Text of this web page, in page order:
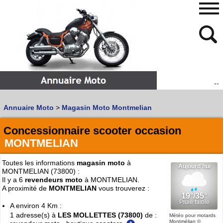
--
Vous recherchez un garageMOTOouSCOOTER
Quoi :
Où :
Trouver un garage Moto !
Retrouvez dans votre VILLE
les bonnes adresses deL'ANNUAIRE MOTO & SCOOTER
480
768
Annuaire Moto > Magasin Moto Montmelian
Concessionnaire scooter occasion
MONTMELIAN
Toutes les informations magasin moto à
MONTMELIAN (73800) :
Il y a 6 revendeurs moto à MONTMELIAN.
A proximité de MONTMELIAN vous trouverez :
A environ 4 Km :
1 adresse(s) à LES MOLLETTES (73800) de :
Météo pour motards
Montmélian ©